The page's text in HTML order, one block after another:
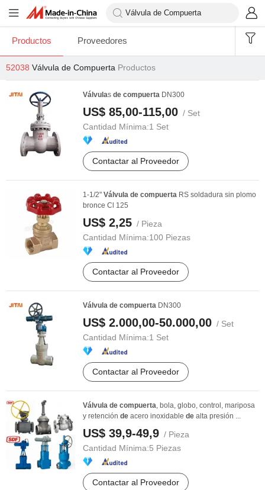
Productos Proveedores
52038 Válvula de Compuerta Productos
Válvulas de compuerta DN300
US$ 85,00-115,00 / Set
Cantidad Mínima:1 Set
Contactar al Proveedor
1-1/2" Válvula de compuerta RS soldadura sin plomo
bronce Cl 125
US$ 2,25 / Pieza
Cantidad Mínima:100 Piezas
Contactar al Proveedor
Válvula de compuerta DN300
US$ 2.000,00-50.000,00 / Set
Cantidad Mínima:1 Set
Contactar al Proveedor
Válvula de compuerta, bola, globo, control, mariposa
y retención de acero inoxidable de alta presión ...
US$ 39,9-49,9 / Pieza
Cantidad Mínima:5 Piezas
Contactar al Proveedor